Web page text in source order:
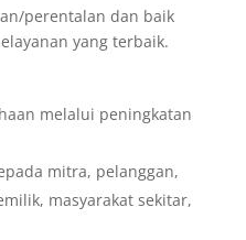
perentalan dan baik
yang terbaik.
melalui peningkatan
mitra, pelanggan,
masyarakat sekitar,